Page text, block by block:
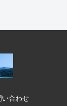
い合わせ